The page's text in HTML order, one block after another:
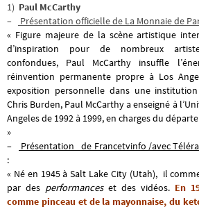
1) Paul McCarthy
–
Présentation officielle de La Monnaie de
« Figure majeure de la scène artistique
d’inspiration pour de nombreux
confondues, Paul McCarthy insuffle
réinvention permanente propre à Los
exposition personnelle dans une
Chris Burden, Paul McCarthy a enseigné à
Angeles de 1992 à 1999, en charges du
»
–
Présentation de Francetvinfo /avec
:
« Né en 1945 à Salt Lake City (Utah), il
par des performanceset des vidéos. En
comme pinceau et de la mayonnaise, du